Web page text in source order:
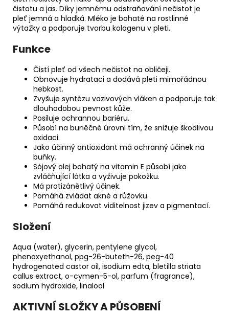
čistotu a jas. Díky jemnému odstraňování nečistot je
pleť jemná a hladká. Mléko je bohaté na rostlinné
výtažky a podporuje tvorbu kolagenu v pleti.
Funkce
Čistí pleť od všech nečistot na obličeji.
Obnovuje hydrataci a dodává pleti mimořádnou
hebkost.
Zvyšuje syntézu vazivových vláken a podporuje tak
dlouhodobou pevnost kůže.
Posiluje ochrannou bariéru.
Působí na buněčné úrovni tím, že snižuje škodlivou
oxidaci.
Jako účinný antioxidant má ochranný účinek na
buňky.
Sójový olej bohatý na vitamin E působí jako
zvláčňující látka a vyživuje pokožku.
Má protizánětlivý účinek.
Pomáhá zvládat akné a růžovku.
Pomáhá redukovat viditelnost jizev a pigmentací.
Složení
Aqua (water), glycerin, pentylene glycol,
phenoxyethanol, ppg-26-buteth-26, peg-40
hydrogenated castor oil, isodium edta, bletilla striata
callus extract, o-cymen-5-ol, parfum (fragrance),
sodium hydroxide, linalool
AKTIVNÍ SLOŽKY A PŮSOBENÍ
36
JEHLIČEK